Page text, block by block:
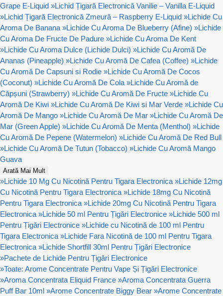
Grape E-Liquid »Lichid Țigară Electronică Vanilie – Vanilla E-Liquid
»Lichid Țigară Electronică Zmeură – Raspberry E-Liquid »Lichide Cu
Aroma De Banana »Lichide Cu Aroma De Blueberry (Afine) »Lichide
Cu Aroma De Fructe De Padure »Lichide Cu Aroma De Kent
»Lichide Cu Aroma Dulce (Lichide Dulci) »Lichide Cu Aromă De
Ananas (Pineapple) »Lichide Cu Aromă De Cafea (Coffee) »Lichide
Cu Aromă De Capsuni si Rodie »Lichide Cu Aromă De Cocos
(Coconut) »Lichide Cu Aromă De Cola »Lichide Cu Aromă de
Căpșuni (Strawberry) »Lichide Cu Aromă De Fructe »Lichide Cu
Aromă De Kiwi »Lichide Cu Aromă De Kiwi si Mar Verde »Lichide Cu
Aromă De Mango »Lichide Cu Aromă De Mar »Lichide Cu Aromă De
Mar (Green Apple) »Lichide Cu Aromă De Menta (Menthol) »Lichide
Cu Aromă De Pepene (Watermelon) »Lichide Cu Aromă De Red Bull
»Lichide Cu Aromă De Tutun (Tobacco) »Lichide Cu Aromă Mango
Guava
Arată Mai Mult
»Lichide 10 Mg Cu Nicotină Pentru Tigara Electronica »Lichide 12mg
Cu Nicotină Pentru Tigara Electronica »Lichide 18mg Cu Nicotină
Pentru Tigara Electronica »Lichide 20mg Cu Nicotină Pentru Tigara
Electronica »Lichide 50 ml Pentru Țigări Electronice »Lichide 500 ml
Pentru Țigări Electronice »Lichide cu Nicotină de 100 ml Pentru
Tigara Electronica »Lichide Fara Nicotină de 100 ml Pentru Tigara
Electronica »Lichide Shortfill 30ml Pentru Țigări Electronice
»Pachete de Lichide Pentru Țigări Electronice
»Toate: Arome Concentrate Pentru Vape Și Țigări Electronice
»Aroma Concentrata Eliquid France »Aroma Concentrata Guerra
Puff Bar 10ml »Arome Concentrate Biggy Bear »Arome Concentrate